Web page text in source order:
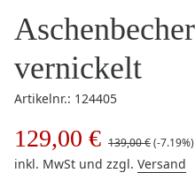
vernickelt
Artikelnr.: 124405
129,00 € 139,00 €(-7.19%)
inkl. MwSt und zzgl. Versand